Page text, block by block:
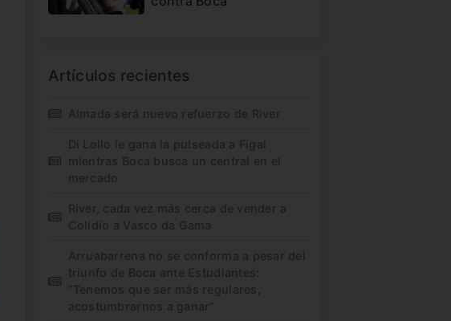
Artículos recientes
Almada será nuevo refuerzo de River
Di Lollo le gana la pulseada a Figal
mientras Boca busca un central en el
mercado
River, cada vez más cerca de vender a
Colidio a Vasco da Gama
Arruabarrena no se conforma a pesar del
triunfo de Boca ante Estudiantes:
“Tenemos que ser más regulares,
acostumbrarnos a ganar”